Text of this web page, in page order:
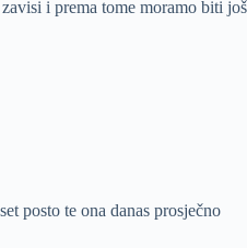
i prema tome moramo biti još
posto te ona danas prosječno